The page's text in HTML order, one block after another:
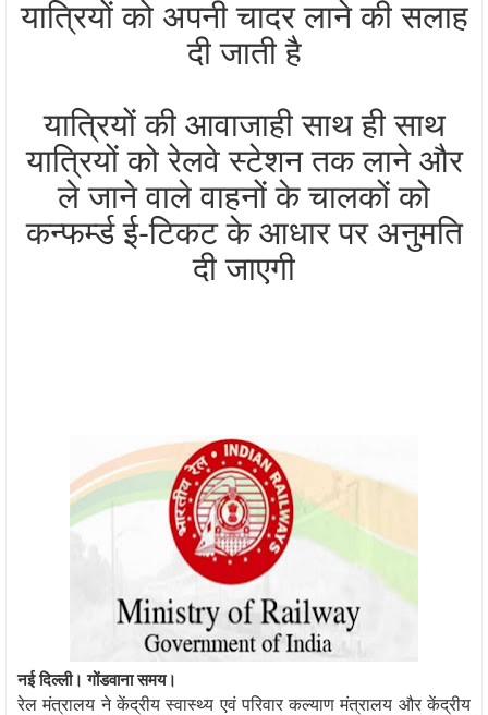
यात्रियों को अपनी चादर लाने की सलाह
दी जाती है
यात्रियों की आवाजाही साथ ही साथ
यात्रियों को रेलवे स्टेशन तक लाने और
ले जाने वाले वाहनों के चालकों को
कन्फर्म्ड ई-टिकट के आधार पर अनुमति
दी जाएगी
नई दिल्ली। गोंडवाना समय।
रेल मंत्रालय ने केंद्रीय स्वास्थ्य एवं परिवार कल्याण मंत्रालय और केंद्रीय